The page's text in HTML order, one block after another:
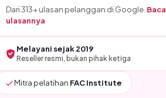
Dari 313+ ulasan pelanggan di Google. Baca
ulasannya
Melayani sejak 2019
Reseller resmi, bukan pihak ketiga
Mitra pelatihan FAC Institute